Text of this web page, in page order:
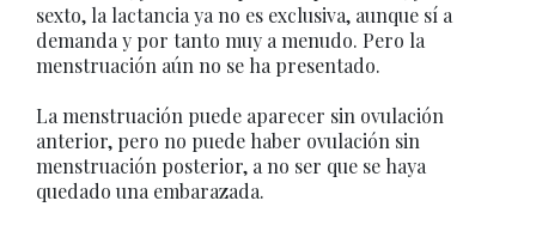
sexto, la lactancia ya no es exclusiva, aunque sí a
demanda y por tanto muy a menudo. Pero la
menstruación aún no se ha presentado.
La menstruación puede aparecer sin ovulación
anterior, pero no puede haber ovulación sin
menstruación posterior, a no ser que se haya
quedado una embarazada.